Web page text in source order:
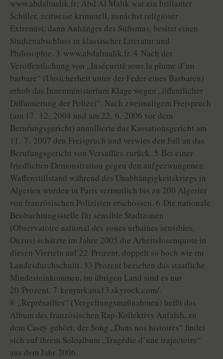
www.abdalmalik.fr; Abd Al Malik war ein brillanter
Schüler, zeitweise kriminell, zunächst religiöser
Extremist, dann Anhänger des Sufismus, besitzt einen
Studienabschluss in klassischer Literatur und
Philosophie. 3 www.abdalmalik.fr. 4 Nach der
Veröffentlichung von „Insécurité sous la plume d’un
barbare“ (Unsicherheit unter der Feder eines Barbaren)
erhob das Innenministerium Klage wegen „öffentlicher
Diffamierung der Polizei“. Nach zweimaligem Freispruch
(am 17. 12. 2004 und am 22. 6. 2006 vor dem
Berufungsgericht) annullierte das Kassationsgericht am
11. 7. 2007 den Freispruch und verwies den Fall an das
Berufungsgericht von Versailles zurück. 5 Bei einer
friedlichen Demonstration gegen den aufgezwungenen
Waffenstillstand während des Unabhängigkeitskriegs in
Algerien wurden in Paris vermutlich bis zu 200 Algerier
von französischen Polizisten erschossen. 6 Die nationale
Beobachtungsstelle für sensible Stadtzonen
(Observatoire national des zones urbaines sensibles,
Onzus) schätzte im Jahre 2005 die Arbeitslosenquote in
diesen Vierteln auf 22 Prozent, doppelt so hoch wie im
Landesdurchschnitt. 33 Prozent beziehen das staatliche
Mindesteinkommen, im übrigen Land sind es nur
20 Prozent. 7 kenyarkana13.skyrock.com/.
8 „Représailles“ (Vergeltungsmaßnahmen) heißt das
Album des französischen Rap-Kollektivs Anfalsh, zu
dem Casey gehört; der Song „Dans nos histoires“ findet
sich auf ihrem Soloalbum „Tragédie d’une trajectoire“
aus dem Jahr 2006.